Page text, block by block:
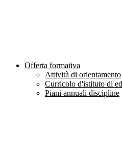
Offerta formativa
Attività di orientamento
Curricolo d'istituto di
Piani annuali discipline